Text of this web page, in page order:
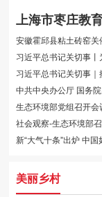
安徽霍邱县粘土砖窑关
习近平总书记关切事
习近平总书记关切事
中共中央办公厅 国务
生态环境部党组召开会
社会观察-生态环境部
新“大气十条”出炉 中
美丽乡村